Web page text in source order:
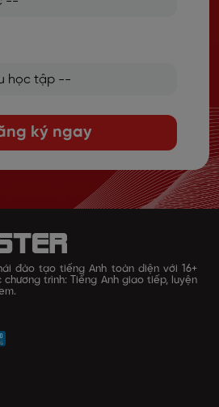
ký ngay
đào tạo tiếng Anh toàn diện với 16+
trình: Tiếng Anh giao tiếp, luyện